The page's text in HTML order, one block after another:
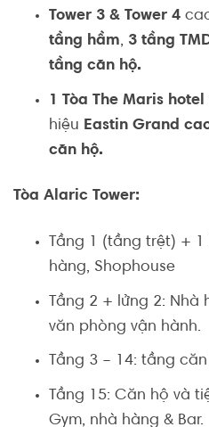
Tower 3 & Tower 4
tầng hầm, 3 tầng
tầng căn hộ.
1 Tòa The Maris
hiệu Eastin Grand
căn hộ.
Tòa Alaric Tower:
Tầng 1 (tầng trệt) +
hàng, Shophouse
Tầng 2 + lửng 2:
văn phòng vận hành.
Tầng 3 – 14: tầng
Tầng 15: Căn hộ và
Gym, nhà hàng & Bar.